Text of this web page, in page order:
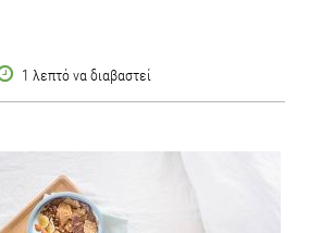
1 λεπτό να διαβαστεί